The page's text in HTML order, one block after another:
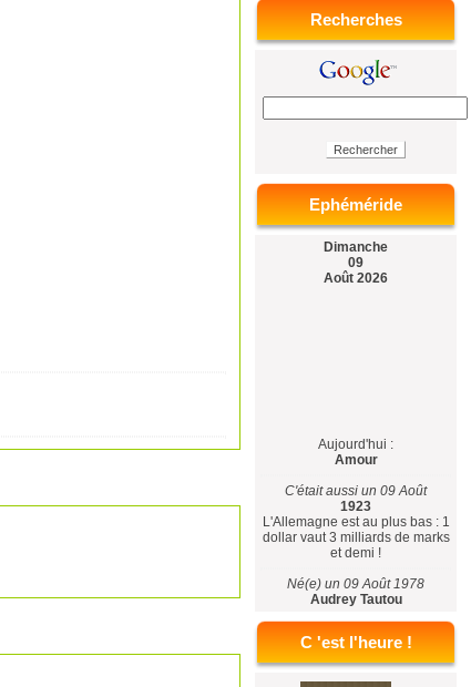
Recherches
Ephéméride
Dimanche
09
Août 2026
Aujourd'hui :
Amour
C'était aussi un 09 Août
1923
L'Allemagne est au plus bas : 1
dollar vaut 3 milliards de marks
et demi !
Né(e) un 09 Août 1978
Audrey Tautou
C 'est l'heure !